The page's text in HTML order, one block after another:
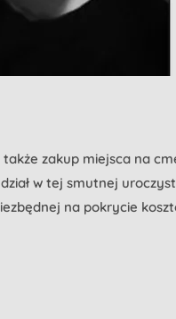
zakup miejsca na
w tej smutnej
na pokrycie